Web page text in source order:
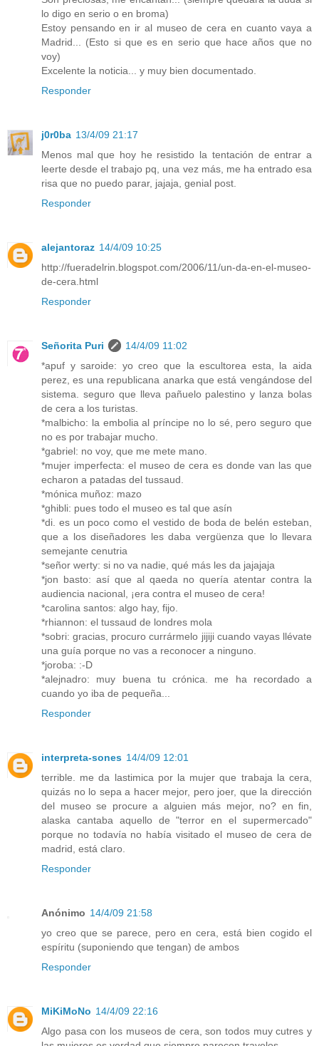
lo digo en serio o en broma)
Estoy pensando en ir al museo de cera en cuanto vaya a
Madrid... (Esto si que es en serio que hace años que no
voy)
Excelente la noticia... y muy bien documentado.
Responder
j0r0ba 13/4/09 21:17
Menos mal que hoy he resistido la tentación de entrar a
leerte desde el trabajo pq, una vez más, me ha entrado esa
risa que no puedo parar, jajaja, genial post.
Responder
alejantoraz 14/4/09 10:25
http://fueradelrin.blogspot.com/2006/11/un-da-en-el-museo-
de-cera.html
Responder
Señorita Puri
14/4/09 11:02
*apuf y saroide: yo creo que la escultorea esta, la aida
perez, es una republicana anarka que está vengándose del
sistema. seguro que lleva pañuelo palestino y lanza bolas
de cera a los turistas.
*malbicho: la embolia al príncipe no lo sé, pero seguro que
no es por trabajar mucho.
*gabriel: no voy, que me mete mano.
*mujer imperfecta: el museo de cera es donde van las que
echaron a patadas del tussaud.
*mónica muñoz: mazo
*ghibli: pues todo el museo es tal que asín
*di. es un poco como el vestido de boda de belén esteban,
que a los diseñadores les daba vergüenza que lo llevara
semejante cenutria
*señor werty: si no va nadie, qué más les da jajajaja
*jon basto: así que al qaeda no quería atentar contra la
audiencia nacional, ¡era contra el museo de cera!
*carolina santos: algo hay, fijo.
*rhiannon: el tussaud de londres mola
*sobri: gracias, procuro currármelo jijiji cuando vayas llévate
una guía porque no vas a reconocer a ninguno.
*joroba: :-D
*alejnadro: muy buena tu crónica. me ha recordado a
cuando yo iba de pequeña...
Responder
interpreta-sones 14/4/09 12:01
terrible. me da lastimica por la mujer que trabaja la cera,
quizás no lo sepa a hacer mejor, pero joer, que la dirección
del museo se procure a alguien más mejor, no? en fin,
alaska cantaba aquello de "terror en el supermercado"
porque no todavía no había visitado el museo de cera de
madrid, está claro.
Responder
Anónimo 14/4/09 21:58
yo creo que se parece, pero en cera, está bien cogido el
espíritu (suponiendo que tengan) de ambos
Responder
MiKiMoNo 14/4/09 22:16
Algo pasa con los museos de cera, son todos muy cutres y